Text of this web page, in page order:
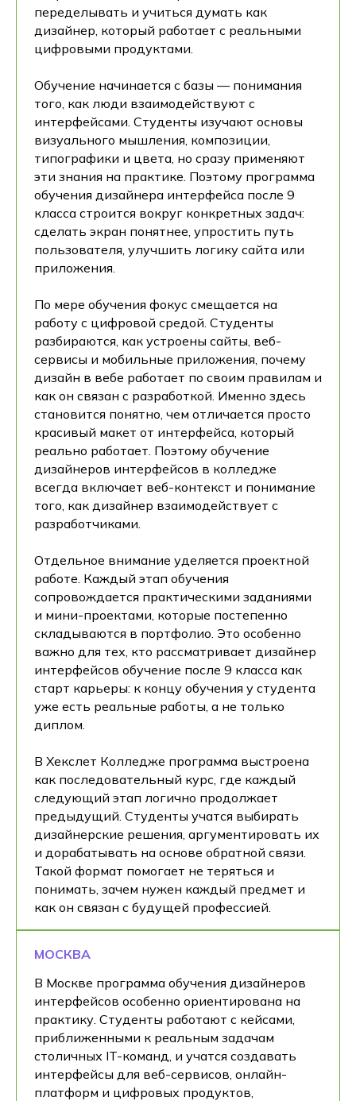
переделывать и учиться думать как
дизайнер, который работает с реальными
цифровыми продуктами.
Обучение начинается с базы — понимания
того, как люди взаимодействуют с
интерфейсами. Студенты изучают основы
визуального мышления, композиции,
типографики и цвета, но сразу применяют
эти знания на практике. Поэтому программа
обучения дизайнера интерфейса после 9
класса строится вокруг конкретных задач:
сделать экран понятнее, упростить путь
пользователя, улучшить логику сайта или
приложения.
По мере обучения фокус смещается на
работу с цифровой средой. Студенты
разбираются, как устроены сайты, веб-
сервисы и мобильные приложения, почему
дизайн в вебе работает по своим правилам и
как он связан с разработкой. Именно здесь
становится понятно, чем отличается просто
красивый макет от интерфейса, который
реально работает. Поэтому обучение
дизайнеров интерфейсов в колледже
всегда включает веб-контекст и понимание
того, как дизайнер взаимодействует с
разработчиками.
Отдельное внимание уделяется проектной
работе. Каждый этап обучения
сопровождается практическими заданиями
и мини-проектами, которые постепенно
складываются в портфолио. Это особенно
важно для тех, кто рассматривает дизайнер
интерфейсов обучение после 9 класса как
старт карьеры: к концу обучения у студента
уже есть реальные работы, а не только
диплом.
В Хекслет Колледже программа выстроена
как последовательный курс, где каждый
следующий этап логично продолжает
предыдущий. Студенты учатся выбирать
дизайнерские решения, аргументировать их
и дорабатывать на основе обратной связи.
Такой формат помогает не теряться и
понимать, зачем нужен каждый предмет и
как он связан с будущей профессией.
МОСКВА
В Москве программа обучения дизайнеров
интерфейсов особенно ориентирована на
практику. Студенты работают с кейсами,
приближенными к реальным задачам
столичных IT-команд, и учатся создавать
интерфейсы для веб-сервисов, онлайн-
платформ и цифровых продуктов,